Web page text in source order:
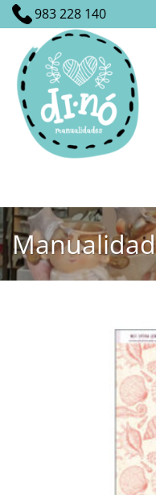
Saltar
al
contenido
983 228 140